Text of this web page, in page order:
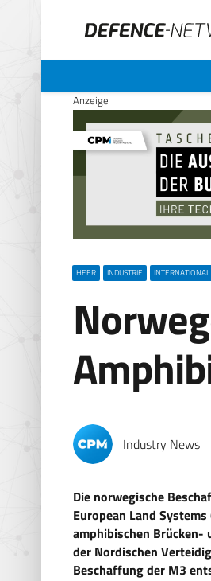
Anzeige
HEER INDUSTRIE INTERNATIONAL
Industry News
Die norwegische
European Land
amphibischen
der Nordischen
Beschaffung der M3